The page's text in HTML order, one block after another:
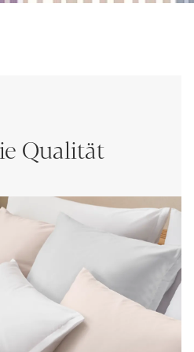
Qualität